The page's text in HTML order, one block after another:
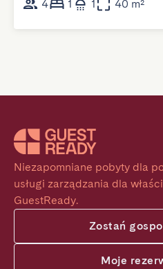
4
1 1 40 m²
Niezapomniane pobyty dla
usługi zarządzania dla
GuestReady.
Zostań
Moje